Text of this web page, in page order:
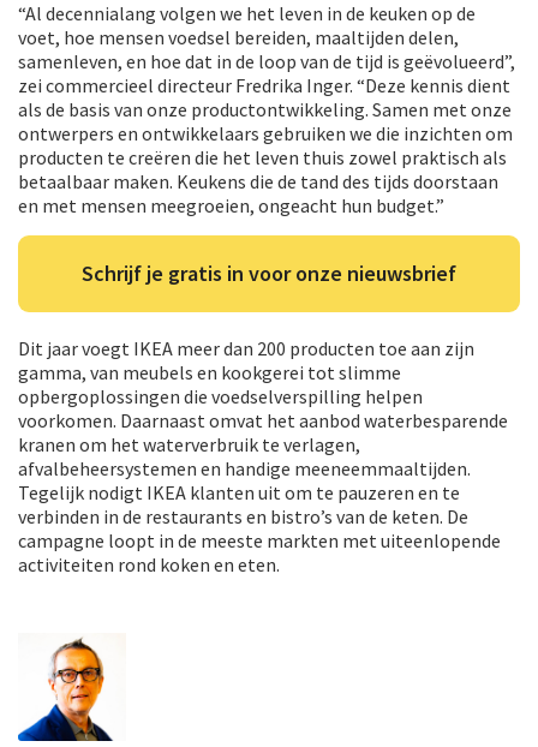
“Al decennialang volgen we het leven in de keuken op de
voet, hoe mensen voedsel bereiden, maaltijden delen,
samenleven, en hoe dat in de loop van de tijd is geëvolueerd”,
zei commercieel directeur Fredrika Inger. “Deze kennis dient
als de basis van onze productontwikkeling. Samen met onze
ontwerpers en ontwikkelaars gebruiken we die inzichten om
producten te creëren die het leven thuis zowel praktisch als
betaalbaar maken. Keukens die de tand des tijds doorstaan
en met mensen meegroeien, ongeacht hun budget.”
Schrijf je gratis in voor onze nieuwsbrief
Dit jaar voegt IKEA meer dan 200 producten toe aan zijn
gamma, van meubels en kookgerei tot slimme
opbergoplossingen die voedselverspilling helpen
voorkomen. Daarnaast omvat het aanbod waterbesparende
kranen om het waterverbruik te verlagen,
afvalbeheersystemen en handige meeneemmaaltijden.
Tegelijk nodigt IKEA klanten uit om te pauzeren en te
verbinden in de restaurants en bistro’s van de keten. De
campagne loopt in de meeste markten met uiteenlopende
activiteiten rond koken en eten.